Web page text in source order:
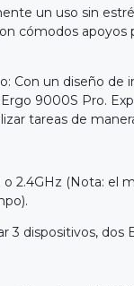
un uso sin
cómodos apoyos
Con un diseño
9000S Pro.
tareas de
o 2.4GHz (Nota: el
3 dispositivos, dos